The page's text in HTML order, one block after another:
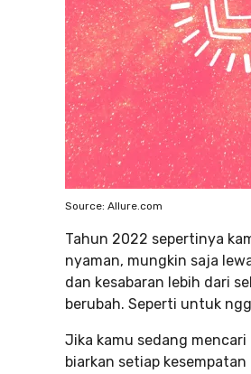
Source: Allure.com
Tahun 2022 sepertinya
nyaman, mungkin saja
dan kesabaran lebih dari
berubah. Seperti untuk
Jika kamu sedang
biarkan setiap